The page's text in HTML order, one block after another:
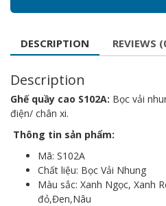
DESCRIPTION REVIEWS
Description
Ghế quầy cao S102A: Bọc vải
điện/ chân xi.
Thông tin sản phẩm:
Mã: S102A
Chất liệu: Bọc Vải Nhung
Màu sắc: Xanh Ngọc, Xanh
đỏ,Đen,Nâu